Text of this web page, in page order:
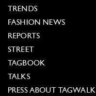
TRENDS
FASHION NEWS
REPORTS
STREET
TAGBOOK
TALKS
PRESS ABOUT TAGWALK